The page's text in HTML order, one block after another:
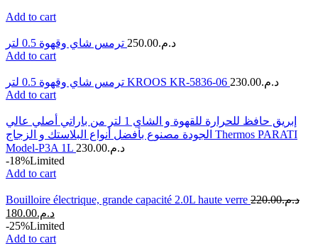
Add to cart
د.م.250.00
Add to cart
ترمس شاي وقهوة 0.5 لتر KROOS KR-5836-06 د.م.230.00
Add to cart
إبريق حافظ للحرارة للقهوة و الشاي 1 لتر من باراتي أصلي عالي
الجودة مصنوع بأفضل أنواع البلاستك و الزجاج Thermos PARATI
Model-P3A 1L
د.م.230.00
-18%Limited
Add to cart
Bouilloire électrique, grande capacité 2.0L haute verre د.م.220.00
د.م.180.00
-25%Limited
Add to cart